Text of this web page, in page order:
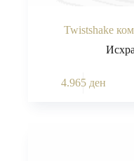
Twistshake
4.965 ден